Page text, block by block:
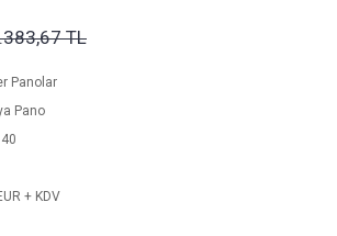
TL
Panolar
Pano
40
+ KDV